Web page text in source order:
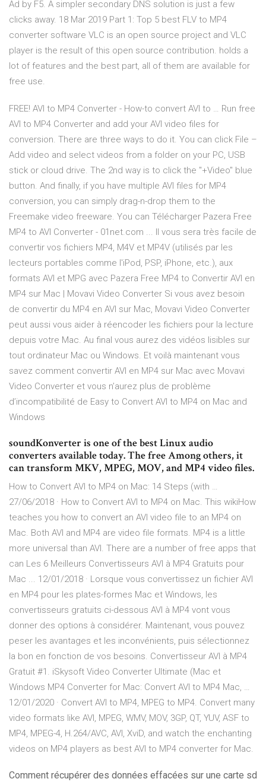
Ad by F5. A simpler secondary DNS solution is just a few
clicks away. 18 Mar 2019 Part 1: Top 5 best FLV to MP4
converter software VLC is an open source project and VLC
player is the result of this open source contribution. holds a
lot of features and the best part, all of them are available for
free use.
FREE! AVI to MP4 Converter - How-to convert AVI to … Run free
AVI to MP4 Converter and add your AVI video files for
conversion. There are three ways to do it. You can click File –
Add video and select videos from a folder on your PC, USB
stick or cloud drive. The 2nd way is to click the "+Video" blue
button. And finally, if you have multiple AVI files for MP4
conversion, you can simply drag-n-drop them to the
Freemake video freeware. You can Télécharger Pazera Free
MP4 to AVI Converter - 01net.com ... Il vous sera très facile de
convertir vos fichiers MP4, M4V et MP4V (utilisés par les
lecteurs portables comme l'iPod, PSP, iPhone, etc.), aux
formats AVI et MPG avec Pazera Free MP4 to Convertir AVI en
MP4 sur Mac | Movavi Video Converter Si vous avez besoin
de convertir du MP4 en AVI sur Mac, Movavi Video Converter
peut aussi vous aider à réencoder les fichiers pour la lecture
depuis votre Mac. Au final vous aurez des vidéos lisibles sur
tout ordinateur Mac ou Windows. Et voilà maintenant vous
savez comment convertir AVI en MP4 sur Mac avec Movavi
Video Converter et vous n’aurez plus de problème
d’incompatibilité de Easy to Convert AVI to MP4 on Mac and
Windows
soundKonverter is one of the best Linux audio
converters available today. The free Among others, it
can transform MKV, MPEG, MOV, and MP4 video files.
How to Convert AVI to MP4 on Mac: 14 Steps (with …
27/06/2018 · How to Convert AVI to MP4 on Mac. This wikiHow
teaches you how to convert an AVI video file to an MP4 on
Mac. Both AVI and MP4 are video file formats. MP4 is a little
more universal than AVI. There are a number of free apps that
can Les 6 Meilleurs Convertisseurs AVI à MP4 Gratuits pour
Mac ... 12/01/2018 · Lorsque vous convertissez un fichier AVI
en MP4 pour les plates-formes Mac et Windows, les
convertisseurs gratuits ci-dessous AVI à MP4 vont vous
donner des options à considérer. Maintenant, vous pouvez
peser les avantages et les inconvénients, puis sélectionnez
la bon en fonction de vos besoins. Convertisseur AVI à MP4
Gratuit #1. iSkysoft Video Converter Ultimate (Mac et
Windows MP4 Converter for Mac: Convert AVI to MP4 Mac, …
12/01/2020 · Convert AVI to MP4, MPEG to MP4. Convert many
video formats like AVI, MPEG, WMV, MOV, 3GP, QT, YUV, ASF to
MP4, MPEG-4, H.264/AVC, AVI, XviD, and watch the enchanting
videos on MP4 players as best AVI to MP4 converter for Mac.
Comment récupérer des données effacées sur une carte sd